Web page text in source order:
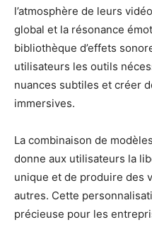
l’atmosphère de leurs
global et la résonance
bibliothèque d’effets
utilisateurs les outils
nuances subtiles et créer
immersives.
La combinaison de
donne aux utilisateurs la
unique et de produire des
autres. Cette
précieuse pour les